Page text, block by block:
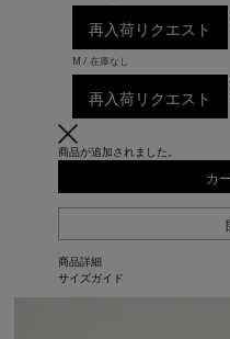
再入荷リクエスト
M / 在庫なし
再入荷リクエスト
商品が追加されました。
カ
商品詳細
サイズガイド